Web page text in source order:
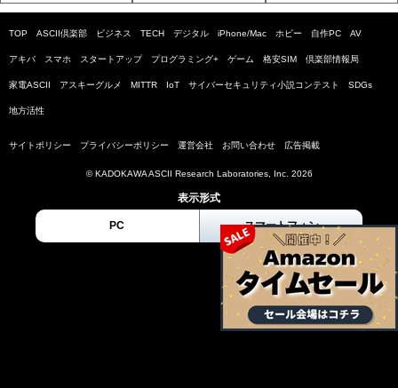
TOP ASCII倶楽部 ビジネス TECH デジタル iPhone/Mac ホビー 自作PC AV
アキバ スマホ スタートアップ プログラミング+ ゲーム 格安SIM 倶楽部情報局
家電ASCII アスキーグルメ MITTR IoT サイバーセキュリティ小説コンテスト SDGs
地方活性
サイトポリシー プライバシーポリシー 運営会社 お問い合わせ 広告掲載
© KADOKAWA ASCII Research Laboratories, Inc. 2026
表示形式
PC スマートフォン